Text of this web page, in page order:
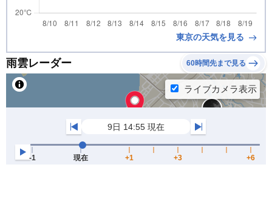
東京の天気を見る
雨雲レーダー 60時間先まで見る